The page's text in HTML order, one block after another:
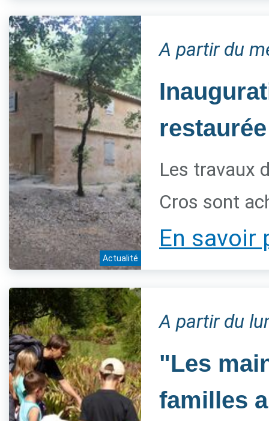
Actualité
A partir du
Les travaux
Cros sont
En savoir
A partir du
"Les
familles